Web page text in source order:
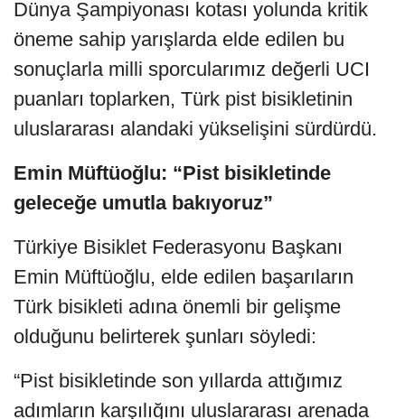
Dünya Şampiyonası kotası yolunda kritik
öneme sahip yarışlarda elde edilen bu
sonuçlarla milli sporcularımız değerli UCI
puanları toplarken, Türk pist bisikletinin
uluslararası alandaki yükselişini sürdürdü.
Emin Müftüoğlu: “Pist bisikletinde
geleceğe umutla bakıyoruz”
Türkiye Bisiklet Federasyonu Başkanı
Emin Müftüoğlu, elde edilen başarıların
Türk bisikleti adına önemli bir gelişme
olduğunu belirterek şunları söyledi:
“Pist bisikletinde son yıllarda attığımız
adımların karşılığını uluslararası arenada